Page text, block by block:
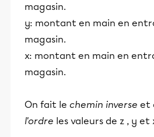
magasin.
y: montant en main en
magasin.
x: montant en main en
magasin.
On fait le chemin inverse et
l'ordre les valeurs de z , y et